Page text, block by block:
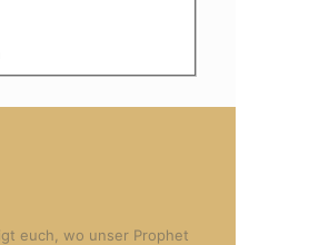
euch, wo unser Prophet